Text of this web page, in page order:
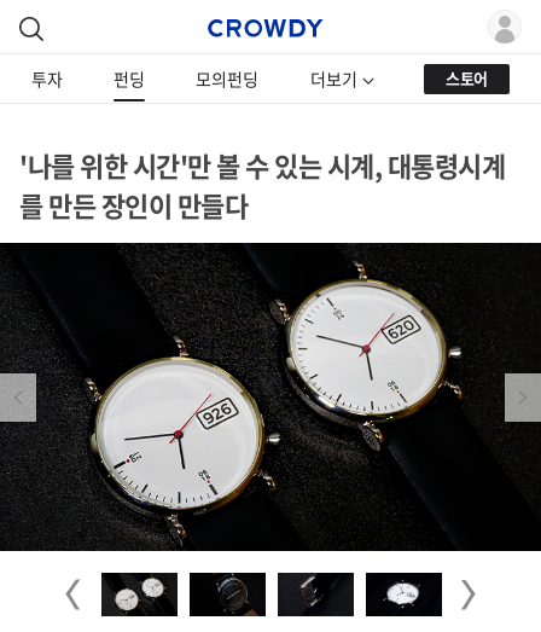
투자 펀딩 모의펀딩 더보기 스토어
'나를 위한 시간'만 볼 수 있는 시계, 대통령시계
를 만든 장인이 만들다
Previous Next
Previous Next